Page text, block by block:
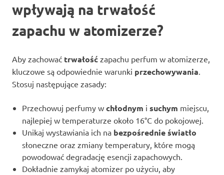
wpływają na trwałość
zapachu w atomizerze?
Aby zachować trwałość zapachu perfum w atomizerze,
kluczowe są odpowiednie warunki przechowywania.
Stosuj następujące zasady:
Przechowuj perfumy w chłodnym i suchym miejscu,
najlepiej w temperaturze około 16°C do pokojowej.
Unikaj wystawiania ich na bezpośrednie światło
słoneczne oraz zmiany temperatury, które mogą
powodować degradację esencji zapachowych.
Dokładnie zamykaj atomizer po użyciu, aby